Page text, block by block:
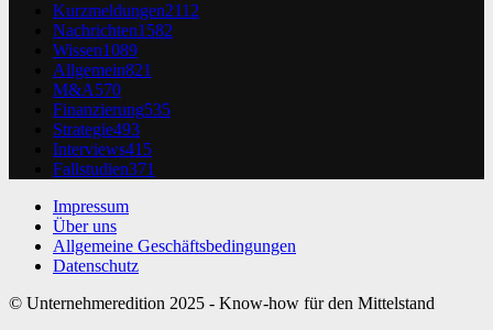
Kurzmeldungen2112
Nachrichten1582
Wissen1089
Allgemein821
M&A570
Finanzierung535
Strategie493
Interviews415
Fallstudien371
Impressum
Über uns
Allgemeine Geschäftsbedingungen
Datenschutz
© Unternehmeredition 2025 - Know-how für den Mittelstand